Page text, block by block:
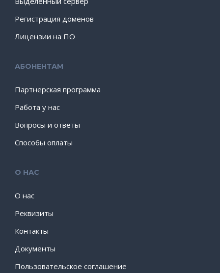
Регистрация доменов
Лицензии на ПО
АБОНЕНТАМ
Партнерская программа
Работа у нас
Вопросы и ответы
Способы оплаты
О НАС
О нас
Реквизиты
Контакты
Документы
Пользовательское соглашение